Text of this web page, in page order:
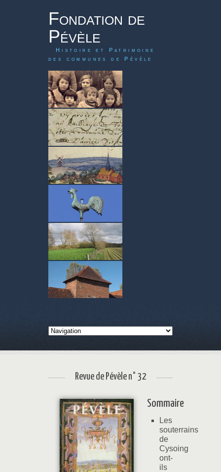
Fondation de
Pévèle
Histoire et Patrimoine
des communes de Pévèle
Revue de Pévèle n° 32
Sommaire
Les
souterrains
de
Cysoing
ont-
ils